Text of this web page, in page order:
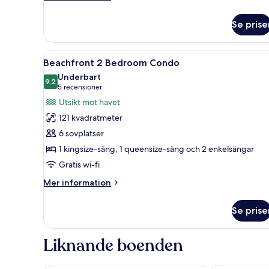
-
mot
vattnet
Se
Öppna
alla
foton
för
Beachfront
2
Bedroom
Condo
Ett semesterhotell vid
9
Beachfront 2 Bedroom Condo
9,29,2 av 10
Underbart
5 recensioner
(5 recensioner)
Utsikt mot havet
121 kvadratmeter
6 sovplatser
1 kingsize-säng, 1 queensize-säng och 2 enkelsängar
Gratis wi-fi
Mer information
Mer
2
Bedroom
Condo
Se
Liknande boenden